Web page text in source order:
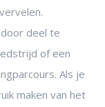
deel te
of een
Als je
maken van het